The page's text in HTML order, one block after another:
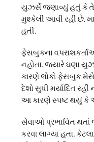
યુઝર્સે જણાવ્યું હતું કે
મુશ્કેલી આવી રહી છે.
હતી.
ફેસબુકના
નહોતા, જ્યારે ઘણા
કારણે લોકો ફેસબુક
દેશો સુધી મર્યાદિત
આ કારણે સ્પષ્ટ થયું કે આ
સેવાઓ પ્રભાવિત થતાં
કરવા લાગ્યા હતા.